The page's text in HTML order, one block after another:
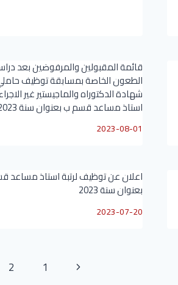
قائمة المقبولين والمرفوضين بعد
الطعون الخاصة بمسابقة توظيف
شهادة الدكتوراه والماجيستير غير
استاذ مساعد قسم ب بعنوان سنة 2023
2023-08-01
اعلان عن توظيف لرتبة استاذ مساعد
بعنوان سنة 2023
2023-07-20
1
2